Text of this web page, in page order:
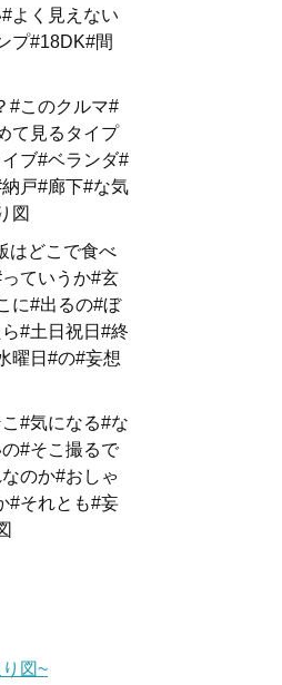
よく見えない
プ#18DK#間
#このクルマ#
て見るタイプ
ブ#ベランダ#
戸#廊下#な気
図
はどこで食べ
ていうか#玄
に#出るの#ぼ
#土日祝日#終
曜日#の#妄想
#気になる#な
#そこ撮るで
のか#おしゃ
#それとも#妄
図~